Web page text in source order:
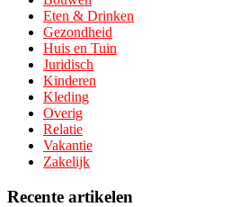
Eten & Drinken
Gezondheid
Huis en Tuin
Juridisch
Kinderen
Kleding
Overig
Relatie
Vakantie
Zakelijk
Recente artikelen